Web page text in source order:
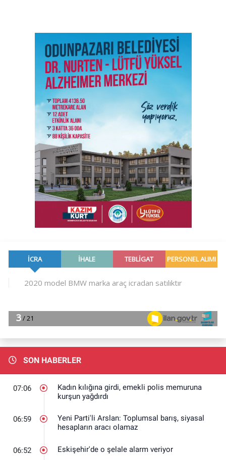
SON HABERLER
07:06
Kadın kılığına girdi, emekli polis memuruna
kurşun yağdırdı
06:59
Yeni Parti'li Arslan: Toplumsal barış, siyasal
hesapların aracı olamaz
06:52 Eskişehir'de o şelale alarm veriyor